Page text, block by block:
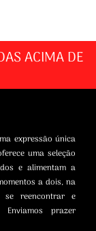
ACIMA DE
expressão única
uma seleção
e alimentam a
a dois, na
reencontrar e
prazer